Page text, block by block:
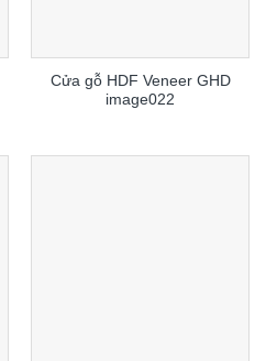
Cửa gỗ HDF Veneer GHD
image022